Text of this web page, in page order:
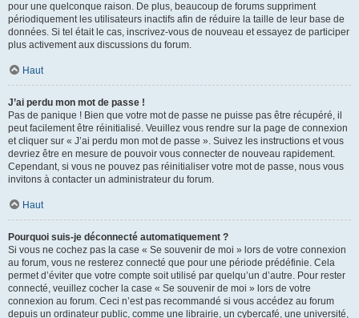
pour une quelconque raison. De plus, beaucoup de forums suppriment
périodiquement les utilisateurs inactifs afin de réduire la taille de leur base de
données. Si tel était le cas, inscrivez-vous de nouveau et essayez de participer
plus activement aux discussions du forum.
Haut
J’ai perdu mon mot de passe !
Pas de panique ! Bien que votre mot de passe ne puisse pas être récupéré, il
peut facilement être réinitialisé. Veuillez vous rendre sur la page de connexion
et cliquer sur « J’ai perdu mon mot de passe ». Suivez les instructions et vous
devriez être en mesure de pouvoir vous connecter de nouveau rapidement.
Cependant, si vous ne pouvez pas réinitialiser votre mot de passe, nous vous
invitons à contacter un administrateur du forum.
Haut
Pourquoi suis-je déconnecté automatiquement ?
Si vous ne cochez pas la case « Se souvenir de moi » lors de votre connexion
au forum, vous ne resterez connecté que pour une période prédéfinie. Cela
permet d’éviter que votre compte soit utilisé par quelqu’un d’autre. Pour rester
connecté, veuillez cocher la case « Se souvenir de moi » lors de votre
connexion au forum. Ceci n’est pas recommandé si vous accédez au forum
depuis un ordinateur public, comme une librairie, un cybercafé, une université,